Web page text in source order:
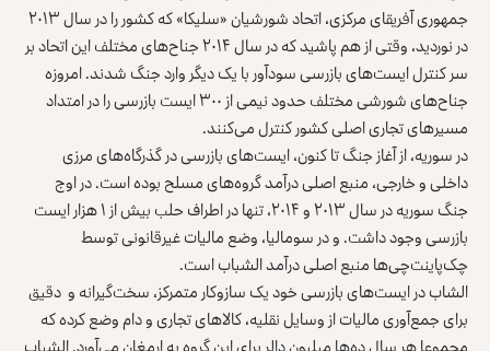
جمهوری آفریقای مرکزی، اتحاد شورشیان «سلیکا» که کشور را در سال ۲۰۱۳
در نوردید، وقتی از هم پاشید که در سال ۲۰۱۴ جناح‌های مختلف این اتحاد بر
سر کنترل ایست‌های بازرسی سودآور با یک دیگر وارد جنگ شدند. امروزه
جناح‌های شورشی مختلفحدود نیمی از ۳۰۰ ایست بازرسی
را در امتداد
مسیرهای تجاری اصلی کشور کنترل می‌کنند.
در سوریه، از آغاز جنگ تا کنون، ایست‌های بازرسی در گذرگاه‌های مرزی
داخلی و خارجی،منبع اصلی درآمد گروه‌های مسلحبوده است. در اوج
جنگ سوریه در سال ۲۰۱۳ و ۲۰۱۴، تنها در اطراف حلب
بیش از ۱ هزار ایست
بازرسیوجود داشت. و در سومالیا، وضع مالیات غیرقانونی توسط
چک‌پاینت‌چی‌ها منبع اصلی درآمد الشباب است.
الشاب در ایست‌های بازرسی خود یک سازوکار متمرکز، سخت‌گیرانه و دقیق
برای جمع‌آوری مالیات از وسایل نقلیه، کالاهای تجاری و دام وضع کرده که